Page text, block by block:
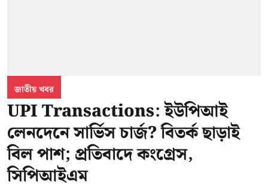
জাতীয় খবর
UPI Transactions: ইউপিআই
লেনদেনে সার্ভিস চার্জ? বিতর্ক ছাড়াই
বিল পাশ; প্রতিবাদে কংগ্রেস,
সিপিআইএম